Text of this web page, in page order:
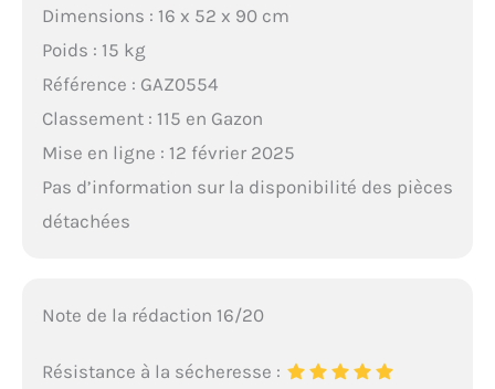
Dimensions : 16 x 52 x 90 cm
Poids : 15 kg
Référence : GAZ0554
Classement : 115 en Gazon
Mise en ligne : 12 février 2025
Pas d’information sur la disponibilité des pièces
détachées
Note de la rédaction 16/20
Résistance à la sécheresse :